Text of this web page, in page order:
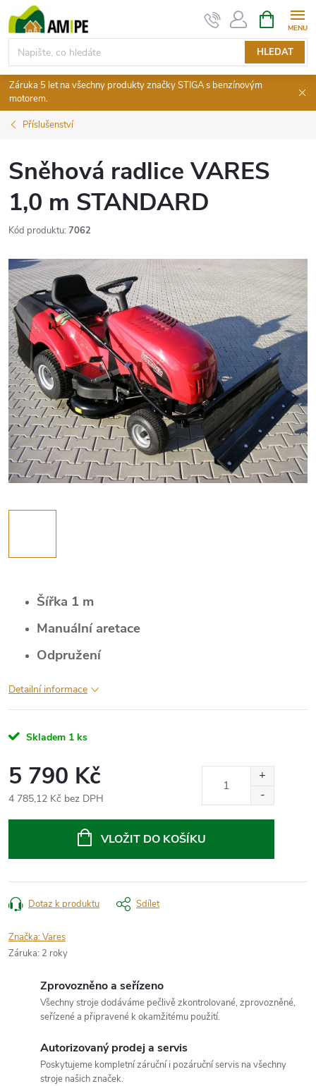
na
obsah
HLEDAT
NÁKUPNÍ
KOŠÍK
Záruka 5 let na všechny produkty značky STIGA s benzínovým
motorem.
Příslušenství
Sněhová radlice VARES
1,0 m STANDARD
Kód produktu: 7062
Šířka 1 m
Manuální aretace
Odpružení
Detailní informace
Skladem 1 ks
5 790 Kč
4 785,12 Kč bez DPH
VLOŽIT DO KOŠÍKU
Dotaz k produktu Sdílet
Značka:Vares
Záruka: 2 roky
Zprovozněno a seřízeno
Všechny stroje dodáváme pečlivě zkontrolované, zprovozněné,
seřízené a připravené k okamžitému použití.
Autorizovaný prodej a servis
Poskytujeme kompletní záruční i pozáruční servis na všechny
stroje našich značek.